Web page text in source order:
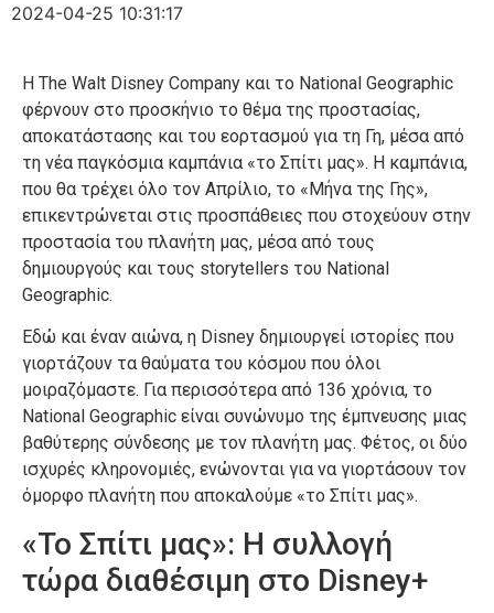
2024-04-25 10:31:17
Η The Walt Disney Company και το National Geographic
φέρνουν στο προσκήνιο το θέμα της προστασίας,
αποκατάστασης και του εορτασμού για τη Γη, μέσα από
τη νέα παγκόσμια καμπάνια «το Σπίτι μας». Η καμπάνια,
που θα τρέχει όλο τον Απρίλιο, το «Μήνα της Γης»,
επικεντρώνεται στις προσπάθειες που στοχεύουν στην
προστασία του πλανήτη μας, μέσα από τους
δημιουργούς και τους storytellers του National
Geographic.
Εδώ και έναν αιώνα, η Disney δημιουργεί ιστορίες που
γιορτάζουν τα θαύματα του κόσμου που όλοι
μοιραζόμαστε. Για περισσότερα από 136 χρόνια, το
National Geographic είναι συνώνυμο της έμπνευσης μιας
βαθύτερης σύνδεσης με τον πλανήτη μας. Φέτος, οι δύο
ισχυρές κληρονομιές, ενώνονται για να γιορτάσουν τον
όμορφο πλανήτη που αποκαλούμε «το Σπίτι μας».
«Το Σπίτι μας»: Η συλλογή
τώρα διαθέσιμη στο Disney+